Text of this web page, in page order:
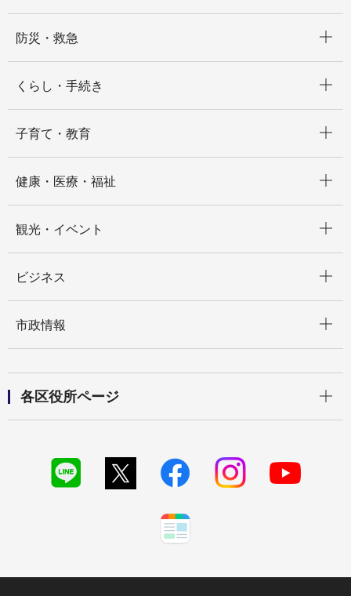
防災・救急
くらし・手続き
子育て・教育
健康・医療・福祉
観光・イベント
ビジネス
市政情報
各区役所ページ